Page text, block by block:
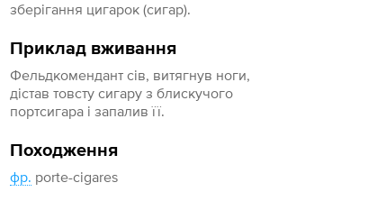
зберігання цигарок (сигар).
Приклад вживання
Фельдкомендант сів, витягнув ноги,
дістав товсту сигару з блискучого
портсигара і запалив її.
Походження
фр. porte-cigares